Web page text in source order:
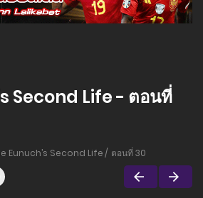
Second Life - ตอนที่
Eunuch’s Second Life ตอนที่ 30